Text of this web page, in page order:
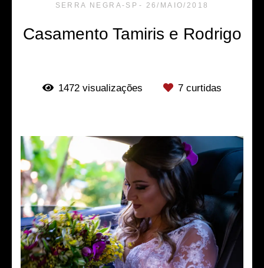
SERRA NEGRA-SP
26/MAIO/2018
Casamento Tamiris e Rodrigo
1472 visualizações 7 curtidas